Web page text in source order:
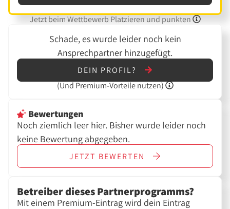
Jetzt beim Wettbewerb Platzieren und punkten
Schade, es wurde leider noch kein
Ansprechpartner hinzugefügt.
DEIN PROFIL?
(Und Premium-Vorteile nutzen)
Bewertungen
Noch ziemlich leer hier. Bisher wurde leider noch
keine Bewertung abgegeben.
JETZT BEWERTEN
Betreiber dieses Partnerprogramms?
Mit einem Premium-Eintrag wird dein Eintrag